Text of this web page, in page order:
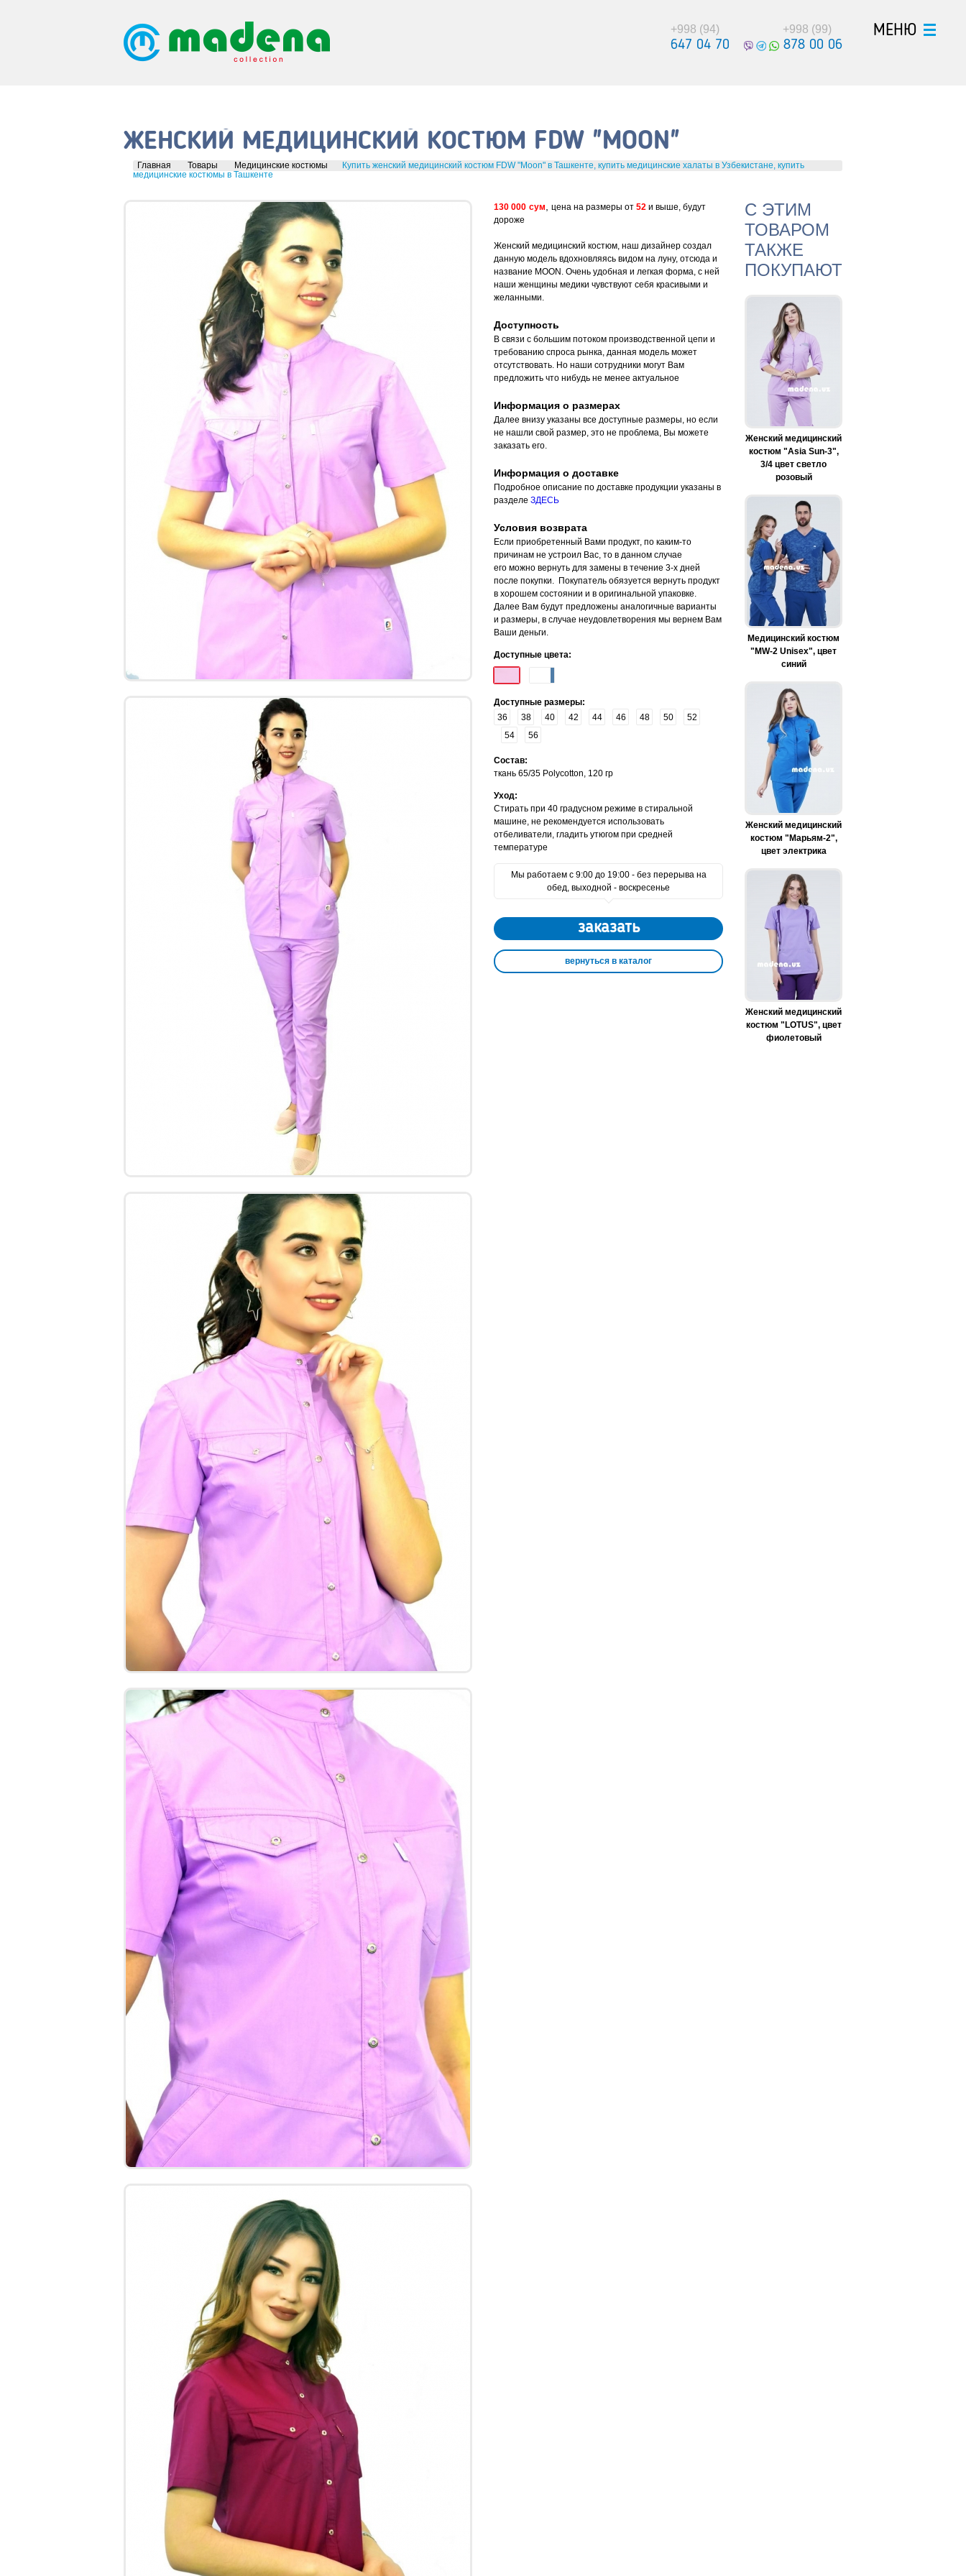
МЕНЮ
+998 (94)
647 04 70
+998 (99)
878 00 06
ЖЕНСКИЙ МЕДИЦИНСКИЙ КОСТЮМ FDW "MOON"
Главная Товары Медицинские костюмы
Купить женский медицинский костюм FDW "Moon" в Ташкенте, купить медицинские халаты в Узбекистане, купить
медицинские костюмы в Ташкенте
130 000 сум цена на размеры от 52 и выше, будут
дороже
Женский медицинский костюм, наш дизайнер создал
данную модель вдохновляясь видом на луну, отсюда и
название MOON. Очень удобная и легкая форма, с ней
наши женщины медики чувствуют себя красивыми и
желанными.
Доступность
В связи с большим потоком производственной цепи и
требованию спроса рынка, данная модель может
отсутствовать. Но наши сотрудники могут Вам
предложить что нибудь не менее актуальное
Информация о размерах
Далее внизу указаны все доступные размеры, но если
не нашли свой размер, это не проблема, Вы можете
заказать его.
Информация о доставке
Подробное описание по доставке продукции указаны в
разделе ЗДЕСЬ
Условия возврата
Если приобретенный Вами продукт, по каким-то
причинам не устроил Вас, то в данном случае
его можно вернуть для замены в течение 3-х дней
после покупки. Покупатель обязуется вернуть продукт
в хорошем состоянии и в оригинальной упаковке.
Далее Вам будут предложены аналогичные варианты
и размеры, в случае неудовлетворения мы вернем Вам
Ваши деньги.
Доступные цвета:
Доступные размеры:
36
38 40 42 44 46 48 50
52
54
56
Состав:
ткань 65/35 Polycotton, 120 гр
Уход:
Стирать при 40 градусном режиме в стиральной
машине, не рекомендуется использовать
отбеливатели, гладить утюгом при средней
температуре
Мы работаем с 9:00 до 19:00 - без перерыва на
обед, выходной - воскресенье
заказать
вернуться в каталог
С ЭТИМ
ТОВАРОМ
ТАКЖЕ
ПОКУПАЮТ
Женский медицинский
костюм "Asia Sun-3",
3/4 цвет светло
розовый
Медицинский костюм
"MW-2 Unisex", цвет
синий
Женский медицинский
костюм "Марьям-2",
цвет электрика
Женский медицинский
костюм "LOTUS", цвет
фиолетовый